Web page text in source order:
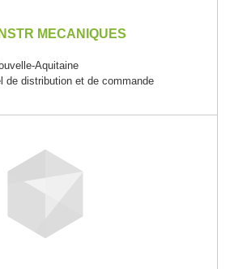
MECANIQUES
Aquitaine
de distribution et de commande